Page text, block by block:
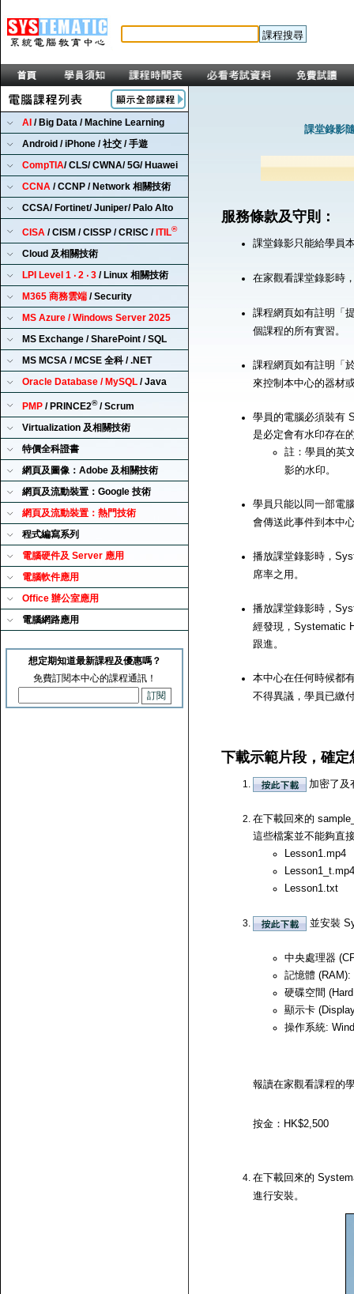
AI / Big Data / Machine Learning
Android / iPhone / 社交 / 手遊
CompTIA/ CLS/ CWNA/ 5G/ Huawei
CCNA / CCNP / Network 相關技術
CCSA/ Fortinet/ Juniper/ Palo Alto
CISA / CISM / CISSP / CRISC / ITIL®
Cloud 及相關技術
LPI Level 1 ‧ 2 ‧ 3 / Linux 相關技術
M365 商務雲端 / Security
MS Azure / Windows Server 2025
MS Exchange / SharePoint / SQL
MS MCSA / MCSE 全科 / .NET
Oracle Database / MySQL / Java
PMP / PRINCE2®/ Scrum
Virtualization 及相關技術
特價全科證書
網頁及圖像：Adobe 及相關技術
網頁及流動裝置：Google 技術
網頁及流動裝置：熱門技術
程式編寫系列
電腦硬件及 Server 應用
電腦軟件應用
Office 辦公室應用
電腦網路應用
想定期知道最新課程及優惠嗎？
免費訂閱本中心的課程通訊！
課堂錄影
服務條款及守則：
課堂錄影只能給學員
在家觀看課堂錄影時
課程網頁如有註明「
個課程的所有實習。
課程網頁如有註明「
來控制本中心的器材
學員的電腦必須裝有
是必定會有水印存在
註：學員的英
影的水印。
學員只能以同一部電
會傳送此事件到本中
播放課堂錄影時，
席率之用。
播放課堂錄影時，
經發現，Systematic
跟進。
本中心在任何時候都
不得異議，學員已繳
下載示範片段，確
加密了及
在下載回來的
這些檔案並不能夠直
Lesson1.mp4
Lesson1_t.mp4
Lesson1.txt
並安裝
中央處理器
記憶體
硬碟空間
顯示卡
操作系統:
報讀在家觀看課程的
按金：HK$2,500
在下載回來的
進行安裝。